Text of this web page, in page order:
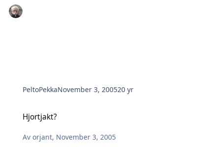
PeltoPekkaNovember 3, 200520 yr
Hjortjakt?
Avorjant, November 3, 2005